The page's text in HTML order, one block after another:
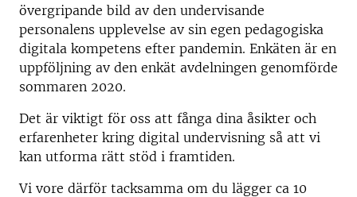
övergripande bild av den undervisande
personalens upplevelse av sin egen pedagogiska
digitala kompetens efter pandemin. Enkäten är en
uppföljning av den enkät avdelningen genomförde
sommaren 2020.
Det är viktigt för oss att fånga dina åsikter och
erfarenheter kring digital undervisning så att vi
kan utforma rätt stöd i framtiden.
Vi vore därför tacksamma om du lägger ca 10